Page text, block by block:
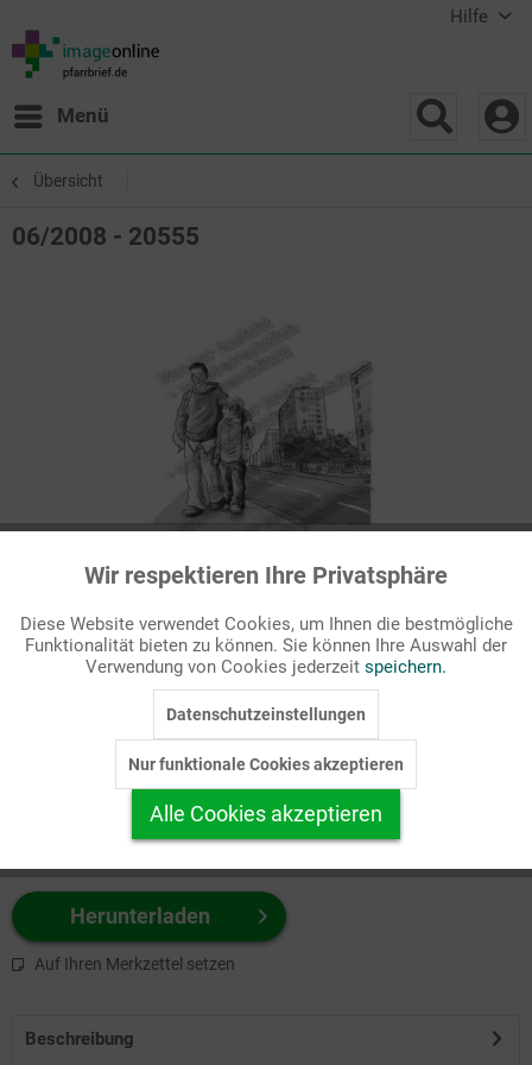
Hilfe
Menü
Übersicht
06/2008 - 20555
Passende Stichworte
Hilfswerke, Jugend
zuerst Ihr Produktformat aus.
z.B. Farbe-Grafik, Schwarz-Weiß-Grafik, mit/ohne Text ...
Herunterladen
Auf Ihren Merkzettel setzen
Beschreibung
Funktionale Aktiv
Marketing Inaktiv
Personalisierung Inaktiv
Service
Wir respektieren Ihre Privatsphäre
Diese Website verwendet Cookies, um Ihnen die bestmögliche
Funktionalität bieten zu können. Sie können Ihre Auswahl der
Verwendung von Cookies jederzeit speichern.
Datenschutzeinstellungen
Nur funktionale Cookies akzeptieren
Alle Cookies akzeptieren